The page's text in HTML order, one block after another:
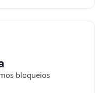
bloqueios